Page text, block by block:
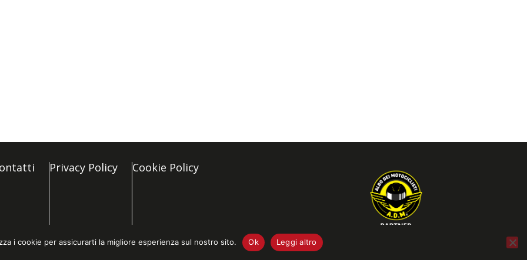
Privacy Policy Cookie Policy
i cookie per assicurarti la migliore esperienza sul nostro sito. Ok Leggi altro